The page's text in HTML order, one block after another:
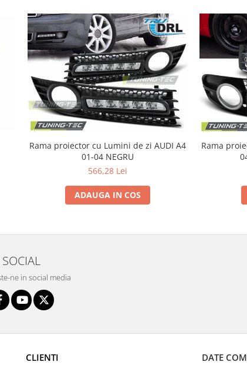
Rama proiector cu Lumini de zi AUDI A4
01-04 NEGRU
566,28 Lei
ADAUGA IN COS
Rama
SOCIAL
ne in social media
CLIENTI DATE